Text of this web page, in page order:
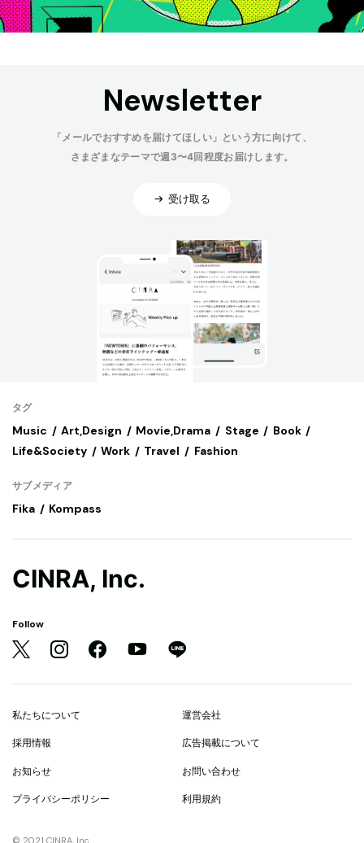
Newsletter
「メールでおすすめを届けてほしい」という方に向けて、
さまざまなテーマで週3〜4回程度お届けします。
受け取る
タグ
Music Art,Design Movie,Drama Stage
Book
Life&Society
Work Travel Fashion
サブメディア
Fika Kompass
CINRA, Inc.
Follow
私たちについて 運営会社
採用情報 広告掲載について
お知らせ お問い合わせ
プライバシーポリシー 利用規約
© 2021 CINRA, Inc.